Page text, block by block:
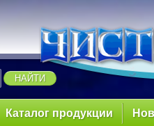
Каталог продукции